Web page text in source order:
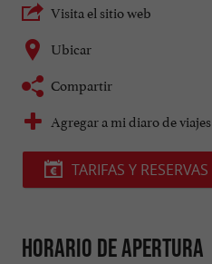
Visita el sitio web
Ubicar
Compartir
Agregar a mi diaro de viajes
TARIFAS Y RESERVAS
Horario de apertura